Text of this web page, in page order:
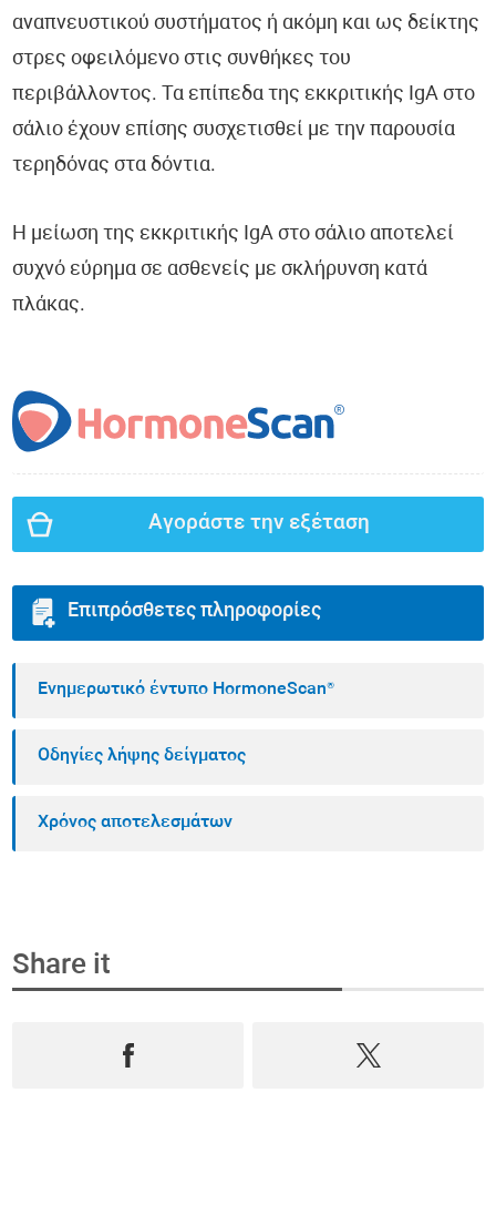
αναπνευστικού συστήματος ή ακόμη και ως δείκτης
στρες οφειλόμενο στις συνθήκες του
περιβάλλοντος. Τα επίπεδα της εκκριτικής IgA στο
σάλιο έχουν επίσης συσχετισθεί με την παρουσία
τερηδόνας στα δόντια.
Η μείωση της εκκριτικής IgA στο σάλιο αποτελεί
συχνό εύρημα σε ασθενείς με σκλήρυνση κατά
πλάκας.
Αγοράστε την εξέταση
Επιπρόσθετες πληροφορίες
Ενημερωτικό έντυπο HormoneScan®
Οδηγίες λήψης δείγματος
Χρόνος αποτελεσμάτων
Share it